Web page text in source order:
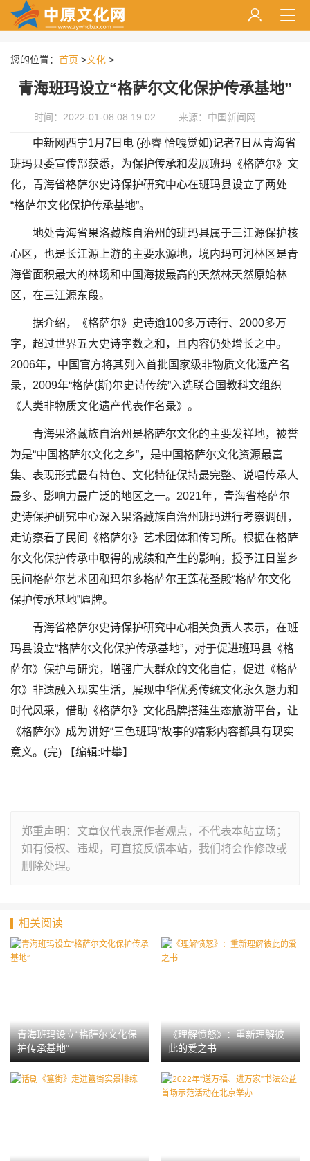
您的位置： 首页 >文化 >
青海班玛设立“格萨尔文化保护传承基地”
时间：2022-01-08 08:19:02 来源：中国新闻网
中新网西宁1月7日电 (孙睿 恰嘎觉如)记者7日从青海省
班玛县委宣传部获悉，为保护传承和发展班玛《格萨尔》文
化，青海省格萨尔史诗保护研究中心在班玛县设立了两处
“格萨尔文化保护传承基地”。
地处青海省果洛藏族自治州的班玛县属于三江源保护核
心区，也是长江源上游的主要水源地，境内玛可河林区是青
海省面积最大的林场和中国海拔最高的天然林天然原始林
区，在三江源东段。
据介绍，《格萨尔》史诗逾100多万诗行、2000多万
字，超过世界五大史诗字数之和，且内容仍处增长之中。
2006年，中国官方将其列入首批国家级非物质文化遗产名
录，2009年“格萨(斯)尔史诗传统”入选联合国教科文组织
《人类非物质文化遗产代表作名录》。
青海果洛藏族自治州是格萨尔文化的主要发祥地，被誉
为是“中国格萨尔文化之乡”，是中国格萨尔文化资源最富
集、表现形式最有特色、文化特征保持最完整、说唱传承人
最多、影响力最广泛的地区之一。2021年，青海省格萨尔
史诗保护研究中心深入果洛藏族自治州班玛进行考察调研，
走访察看了民间《格萨尔》艺术团体和传习所。根据在格萨
尔文化保护传承中取得的成绩和产生的影响，授予江日堂乡
民间格萨尔艺术团和玛尔多格萨尔王莲花圣殿“格萨尔文化
保护传承基地”匾牌。
青海省格萨尔史诗保护研究中心相关负责人表示，在班
玛县设立“格萨尔文化保护传承基地”，对于促进班玛县《格
萨尔》保护与研究，增强广大群众的文化自信，促进《格萨
尔》非遗融入现实生活，展现中华优秀传统文化永久魅力和
时代风采，借助《格萨尔》文化品牌搭建生态旅游平台，让
《格萨尔》成为讲好“三色班玛”故事的精彩内容都具有现实
意义。(完) 【编辑:叶攀】
郑重声明：文章仅代表原作者观点，不代表本站立场；
如有侵权、违规，可直接反馈本站，我们将会作修改或
删除处理。
相关阅读
青海班玛设立“格萨尔文化保
护传承基地”
《理解愤怒》：重新理解彼
此的爱之书